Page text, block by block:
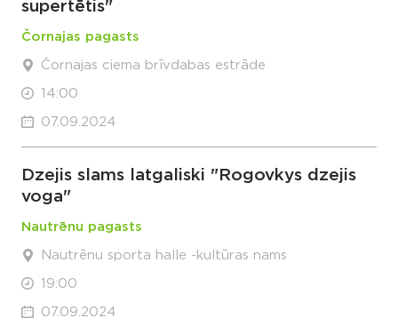
supertētis"
Čornajas pagasts
Čornajas ciema brīvdabas estrāde
14:00
07.09.2024
Dzejis slams latgaliski "Rogovkys dzejis
voga"
Nautrēnu pagasts
Nautrēnu sporta halle -kultūras nams
19:00
07.09.2024